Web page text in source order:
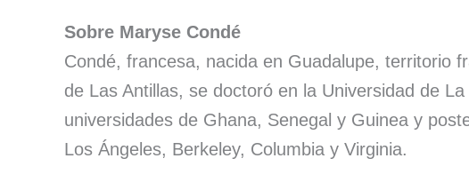
Sobre Maryse Condé
Condé, francesa, nacida en Guadalupe, territorio
de Las Antillas, se doctoró en la Universidad de
universidades de Ghana, Senegal y Guinea y
Los Ángeles, Berkeley, Columbia y Virginia.